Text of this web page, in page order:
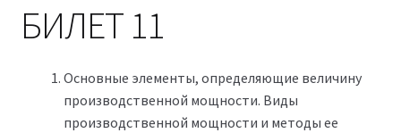
БИЛЕТ 11
Основные элементы, определяющие величину
производственной мощности. Виды
производственной мощности и методы ее